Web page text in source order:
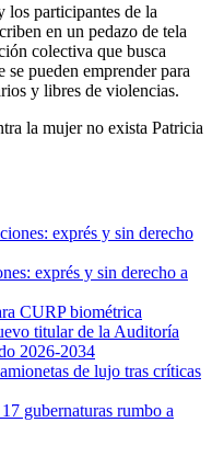
los participantes de la
en un pedazo de tela
colectiva que busca
pueden emprender para
y libres de violencias.
exprés y sin derecho a
CURP biométrica
titular de la Auditoría
2026-2034
de lujo tras críticas
gubernaturas rumbo a